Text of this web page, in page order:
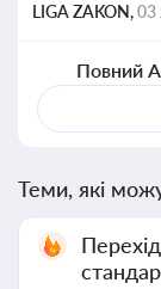
LIGA ZAKON,03
Повний
Теми, які